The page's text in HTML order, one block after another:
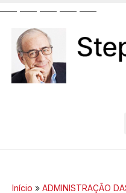
Início » ADMINISTRAÇÃO